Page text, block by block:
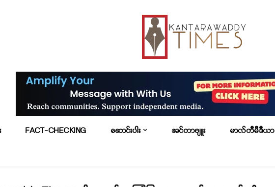
FACT-CHECKING ဆောင်းပါး အင်တာဗျူး မာလ်တီမီဒီယာ